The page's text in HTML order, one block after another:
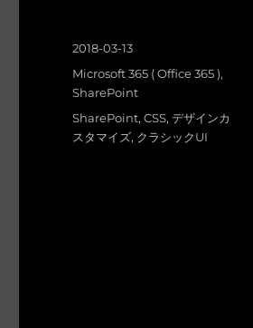
投
日:
2018-03-13
カ
テ
ゴ
Microsoft 365 ( Office 365 ),
SharePoint
タ
グ
SharePoint,CSS,デザインカ
スタマイズ, クラシックUI